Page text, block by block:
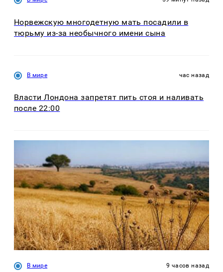
Норвежскую многодетную мать посадили в
тюрьму из-за необычного имени сына
В мире час назад
Власти Лондона запретят пить стоя и наливать
после 22:00
В мире 9 часов назад